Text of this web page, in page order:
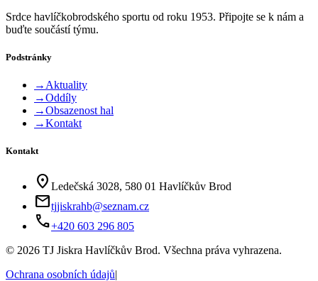
Srdce havlíčkobrodského sportu od roku 1953. Připojte se k nám a
buďte součástí týmu.
Podstránky
→ Aktuality
→Oddíly
→Obsazenost hal
→Kontakt
Kontakt
location_on Ledečská 3028, 580 01 Havlíčkův Brod
mailtjjiskrahb@seznam.cz
phone+420 603 296 805
© 2026 TJ Jiskra Havlíčkův Brod. Všechna práva vyhrazena.
Ochrana osobních údajů|